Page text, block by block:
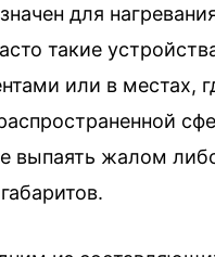
для
такие
или в местах,
выпаять жалом